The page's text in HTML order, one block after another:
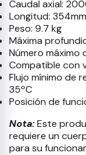
Caudal axial:
Longitud: 354mm
Peso: 9.7 kg
Máxima
Número máximo
Compatible con
Flujo mínimo de
35ºC
Posición de
Nota:Este
requiere un
para su